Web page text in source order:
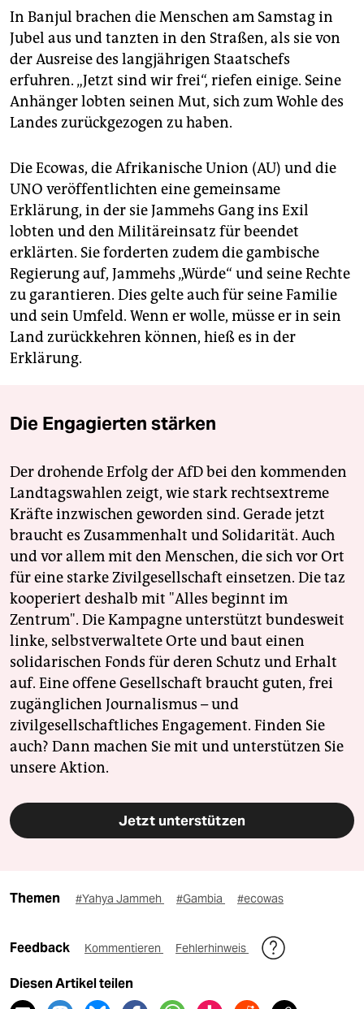
In Banjul brachen die Menschen am Samstag in
Jubel aus und tanzten in den Straßen, als sie von
der Ausreise des langjährigen Staatschefs
erfuhren. „Jetzt sind wir frei“, riefen einige. Seine
Anhänger lobten seinen Mut, sich zum Wohle des
Landes zurückgezogen zu haben.
Die Ecowas, die Afrikanische Union (AU) und die
UNO veröffentlichten eine gemeinsame
Erklärung, in der sie Jammehs Gang ins Exil
lobten und den Militäreinsatz für beendet
erklärten. Sie forderten zudem die gambische
Regierung auf, Jammehs „Würde“ und seine Rechte
zu garantieren. Dies gelte auch für seine Familie
und sein Umfeld. Wenn er wolle, müsse er in sein
Land zurückkehren können, hieß es in der
Erklärung.
Die Engagierten stärken
Der drohende Erfolg der AfD bei den kommenden
Landtagswahlen zeigt, wie stark rechtsextreme
Kräfte inzwischen geworden sind. Gerade jetzt
braucht es Zusammenhalt und Solidarität. Auch
und vor allem mit den Menschen, die sich vor Ort
für eine starke Zivilgesellschaft einsetzen. Die taz
kooperiert deshalb mit "Alles beginnt im
Zentrum". Die Kampagne unterstützt bundesweit
linke, selbstverwaltete Orte und baut einen
solidarischen Fonds für deren Schutz und Erhalt
auf. Eine offene Gesellschaft braucht guten, frei
zugänglichen Journalismus – und
zivilgesellschaftliches Engagement. Finden Sie
auch? Dann machen Sie mit und unterstützen Sie
unsere Aktion.
Jetzt unterstützen
Themen #Yahya Jammeh #Gambia #ecowas
Feedback Kommentieren Fehlerhinweis
Diesen Artikel teilen